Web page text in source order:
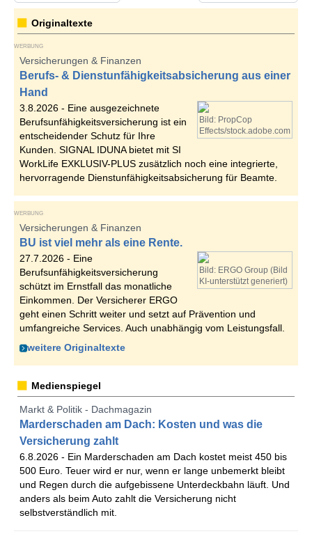
Originaltexte
WERBUNG
Versicherungen & Finanzen
Berufs- & Dienstunfähigkeitsabsicherung aus einer
Hand
Bild: PropCop
Effects/stock.adobe.com
3.8.2026 - Eine ausgezeichnete
Berufsunfähigkeitsversicherung ist ein
entscheidender Schutz für Ihre
Kunden. SIGNAL IDUNA bietet mit SI
WorkLife EXKLUSIV-PLUS zusätzlich noch eine integrierte,
hervorragende Dienstunfähigkeitsabsicherung für Beamte.
WERBUNG
Versicherungen & Finanzen
BU ist viel mehr als eine Rente.
Bild: ERGO Group (Bild
KI-unterstützt generiert)
27.7.2026 - Eine
Berufsunfähigkeitsversicherung
schützt im Ernstfall das monatliche
Einkommen. Der Versicherer ERGO
geht einen Schritt weiter und setzt auf Prävention und
umfangreiche Services. Auch unabhängig vom Leistungsfall.
weitere Originaltexte
Medienspiegel
Markt & Politik - Dachmagazin
Marderschaden am Dach: Kosten und was die
Versicherung zahlt
6.8.2026 - Ein Marderschaden am Dach kostet meist 450 bis
500 Euro. Teuer wird er nur, wenn er lange unbemerkt bleibt
und Regen durch die aufgebissene Unterdeckbahn läuft. Und
anders als beim Auto zahlt die Versicherung nicht
selbstverständlich mit.